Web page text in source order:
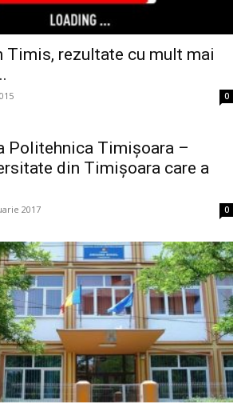
Timis, rezultate cu mult mai
0
Politehnica Timișoara –
din Timișoara care a
2017 0